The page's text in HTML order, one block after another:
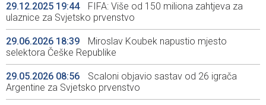
29.12.2025 19:44
FIFA: Više od 150 miliona zahtjeva za
ulaznice za Svjetsko prvenstvo
29.06.2026 18:39
Miroslav Koubek napustio mjesto
selektora Češke Republike
29.05.2026 08:56
Scaloni objavio sastav od 26 igrača
Argentine za Svjetsko prvenstvo